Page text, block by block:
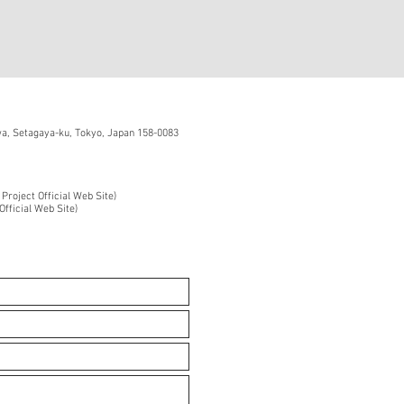
Setagaya-ku, Tokyo, Japan 158-0083
Official Web Site)
Web Site)